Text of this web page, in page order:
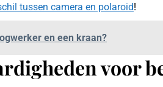
tussen camera en polaroid!
en een kraan?
voor